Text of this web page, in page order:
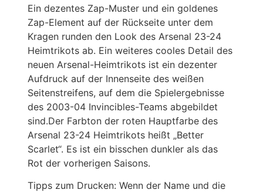
Ein dezentes Zap-Muster und ein goldenes
Zap-Element auf der Rückseite unter dem
Kragen runden den Look des Arsenal 23-24
Heimtrikots ab. Ein weiteres cooles Detail des
neuen Arsenal-Heimtrikots ist ein dezenter
Aufdruck auf der Innenseite des weißen
Seitenstreifens, auf dem die Spielergebnisse
des 2003-04 Invincibles-Teams abgebildet
sind.Der Farbton der roten Hauptfarbe des
Arsenal 23-24 Heimtrikots heißt „Better
Scarlet“. Es ist ein bisschen dunkler als das
Rot der vorherigen Saisons.
Tipps zum Drucken: Wenn der Name und die